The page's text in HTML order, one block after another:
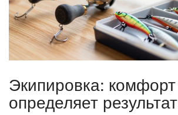
Экипировка: комфорт
определяет результат